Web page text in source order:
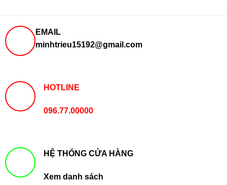
EMAIL
minhtrieu15192@gmail.com
HOTLINE
096.77.00000
HỆ THỐNG CỬA HÀNG
Xem danh sách